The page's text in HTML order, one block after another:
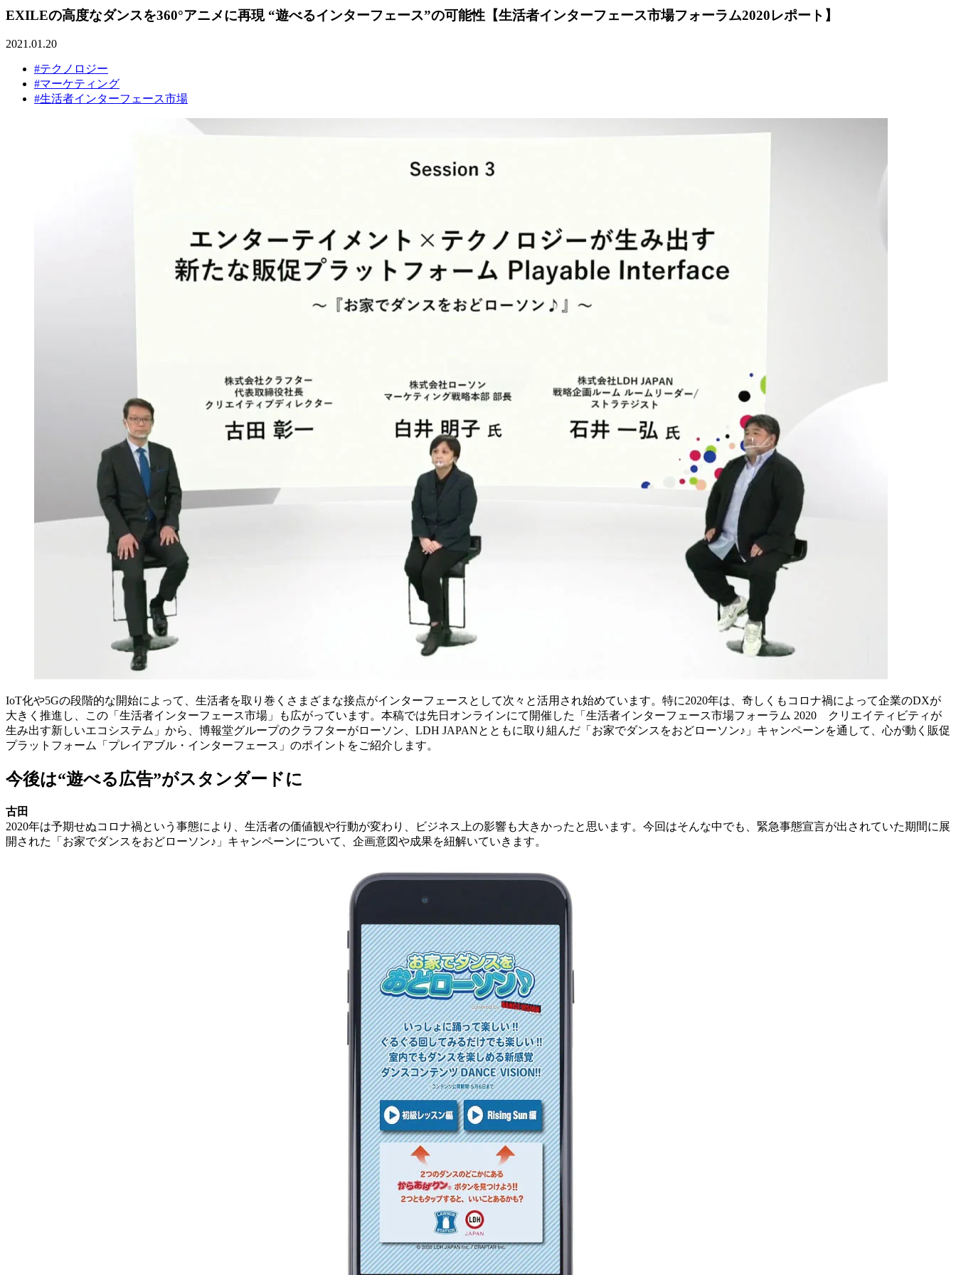
EXILEの高度なダンスを360°アニメに再現 “遊べるインターフェース”の可能性【生活者インターフェース市場フォーラム2020レポート】
2021.01.20
#テクノロジー
#マーケティング
#生活者インターフェース市場
IoT化や5Gの段階的な開始によって、生活者を取り巻くさまざまな接点がインターフェースとして次々と活用され始めています。特に2020年は、奇しくもコロナ禍によって企業のDXが
大きく推進し、この「生活者インターフェース市場」も広がっています。本稿では先日オンラインにて開催した「生活者インターフェース市場フォーラム 2020 クリエイティビティが
生み出す新しいエコシステム」から、博報堂グループのクラフターがローソン、LDH JAPANとともに取り組んだ「お家でダンスをおどローソン♪」キャンペーンを通して、心が動く販促
プラットフォーム「プレイアブル・インターフェース」のポイントをご紹介します。
今後は“遊べる広告”がスタンダードに
古田
2020年は予期せぬコロナ禍という事態により、生活者の価値観や行動が変わり、ビジネス上の影響も大きかったと思います。今回はそんな中でも、緊急事態宣言が出されていた期間に展
開された「お家でダンスをおどローソン♪」キャンペーンについて、企画意図や成果を紐解いていきます。